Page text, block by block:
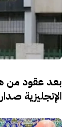
بعد عقود من
الإنجليزية